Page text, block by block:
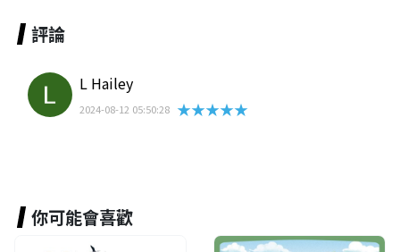
評論
L Hailey
2024-08-12 05:50:28 ★★★★★
你可能會喜歡